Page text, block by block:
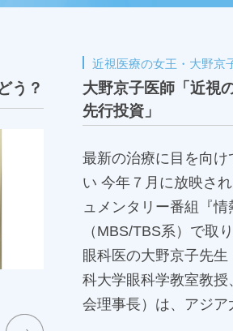
う？
近視医療の女王・大野
大野京子医師「近視
先行投資」
最新の治療に目を向け
い 今年７月に放映された人物ドキ
ュメンタリー番組『情
（MBS/TBS系）で取
眼科医の大野京子先
科大学眼科学教室教授
会理事長）は、アジア